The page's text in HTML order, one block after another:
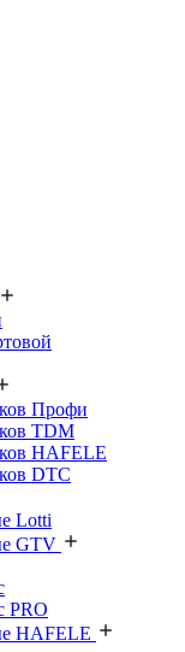
Профи
TDM
HAFELE
DTC
Lotti
GTV
PRO
HAFELE